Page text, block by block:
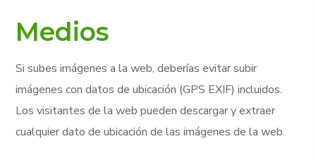
Medios
Si subes imágenes a la web, deberías evitar subir
imágenes con datos de ubicación (GPS EXIF) incluidos.
Los visitantes de la web pueden descargar y extraer
cualquier dato de ubicación de las imágenes de la web.